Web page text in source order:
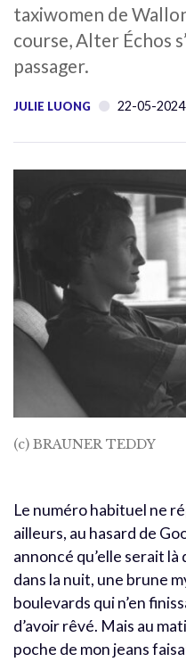
taxiwomen de
course, Alter Échos
passager.
JULIE LUONG 22-05-2024
(c) BRAUNER TEDDY
Le numéro habituel ne
ailleurs, au hasard de
annoncé qu’elle serait
dans la nuit, une brune
boulevards qui n’en
d’avoir rêvé. Mais au
poche de mon jeans